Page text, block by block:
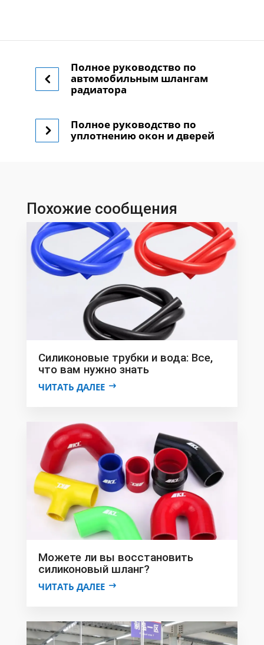
Полное руководство по
автомобильным шлангам
радиатора
Полное руководство по
уплотнению окон и дверей
Похожие сообщения
Силиконовые трубки и вода: Все,
что вам нужно знать
ЧИТАТЬ ДАЛЕЕ
Можете ли вы восстановить
силиконовый шланг?
ЧИТАТЬ ДАЛЕЕ